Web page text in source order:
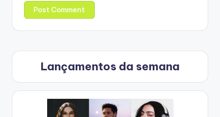
Lançamentos da semana